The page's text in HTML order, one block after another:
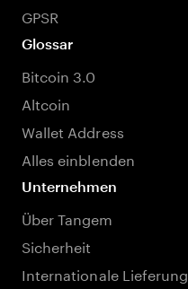
GPSR
Glossar
Bitcoin 3.0
Altcoin
Wallet Address
Alles einblenden
Unternehmen
Über Tangem
Sicherheit
Internationale Lieferung